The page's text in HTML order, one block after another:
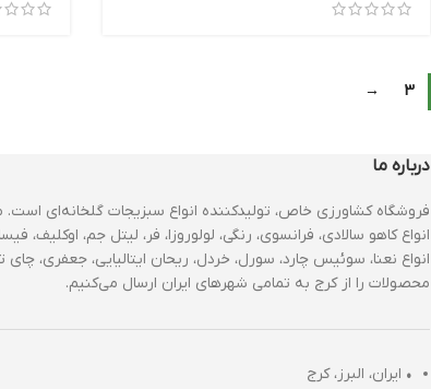
3
→
درباره ما
فروشگاه کشاورزی خاص، تولیدکننده انواع سبزیجات گلخانه‌ای
انواع کاهو سالادی، فرانسوی، رنگی، لولوروزا، فر، لیتل جم، اوکلیف،
انواع نعنا، سوئیس چارد، سورل، خردل، ریحان ایتالیایی، جعفری،
محصولات را از کرج به تمامی شهرهای ایران ارسال می‌کنیم.
• ایران، البرز، کرج